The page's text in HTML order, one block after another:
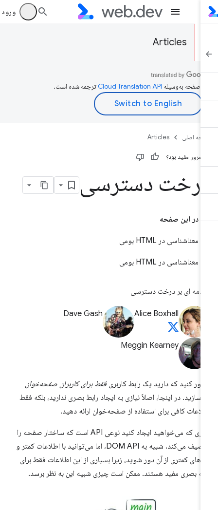
ورود به
Articles
صفحه به‌وسیله ترجمه شده است.
اصلی Articles
مرور مفید بود؟
دسترسی
در این صفحه
معناشناسی در HTML بومی
معناشناسی در HTML بومی
ای بر درخت دسترسی
Alice Boxhall
Dave Gash
Meggin Kearney
کنید که دارید یک رابط کاربریفقط برای کاربران صفحه‌خوان
در اینجا، اصلاً نیازی به ایجاد رابط بصری ندارید، بلکه فقط
کافی برای استفاده از صفحه‌خوان ارائه دهید.
چیزی که می‌خواهید ایجاد کنید نوعی API است که ساختار صفحه را
توصیف می‌کند، شبیه به DOM API، اما می‌توانید با اطلاعات کمتر و
کمتری از آن دور شوید، زیرا بسیاری از این اطلاعات فقط برای
بصری مفید هستند. ممکن است چیزی شبیه این به نظر برسد.